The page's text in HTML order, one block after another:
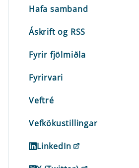
Hafa samband
Áskrift og RSS
Fyrir fjölmiðla
Fyrirvari
Veftré
Vefkökustillingar
LinkedIn